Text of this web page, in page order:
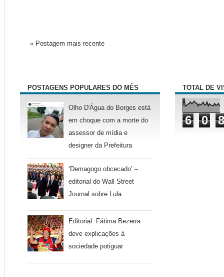
« Postagem mais recente
POSTAGENS POPULARES DO MÊS
Olho D'Água do Borges está
em choque com a morte do
assessor de mídia e
designer da Prefeitura
‘Demagogo obcecado’ –
editorial do Wall Street
Journal sobre Lula
Editorial: Fátima Bezerra
deve explicações à
sociedade potiguar
TOTAL DE
6 0 8